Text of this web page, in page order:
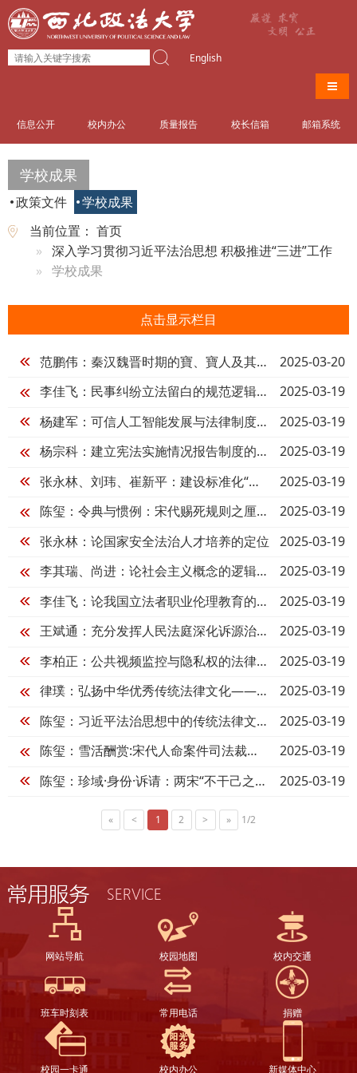
English
导航
信息公开 校内办公 质量报告 校长信箱 邮箱系统
学校成果
政策文件
学校成果
当前位置： 首页
深入学习贯彻习近平法治思想 积极推进“三进”工作
学校成果
点击显示栏目
范鹏伟：秦汉魏晋时期的寶、寶人及其地域
2025-03-20
李佳飞：民事纠纷立法留白的规范逻辑 : 习惯到习惯法跨越的法社会学考察
2025-03-19
杨建军：可信人工智能发展与法律制度的构建
2025-03-19
杨宗科：建立宪法实施情况报告制度的逻辑与重点
2025-03-19
张永林、刘玮、崔新平：建设标准化“枫桥式”税务分局的实践策略——基于国家税务总局富平县税务局的调查
2025-03-19
陈玺：令典与惯例：宋代赐死规则之厘革与适用
2025-03-19
张永林：论国家安全法治人才培养的定位
2025-03-19
李其瑞、尚进：论社会主义概念的逻辑演进及时代内涵
2025-03-19
李佳飞：论我国立法者职业伦理教育的三重维度
2025-03-19
王斌通：充分发挥人民法庭深化诉源治理助推乡村振兴的作用
2025-03-19
李柏正：公共视频监控与隐私权的法律保护
2025-03-19
律璞：弘扬中华优秀传统法律文化——评《中华法治文明》
2025-03-19
陈玺：习近平法治思想中的传统法律文化观
2025-03-19
陈玺：雪活酬赏:宋代人命案件司法裁判惯例举隅
2025-03-19
陈玺：珍域·身份·诉请：两宋“不干己之法”之运行轨迹与内在逻辑
2025-03-19
« < 1 2 > » 1/2
网站导航 校园地图 校内交通
班车时刻表 常用电话 捐赠
校园一卡通 校内办公 新媒体中心